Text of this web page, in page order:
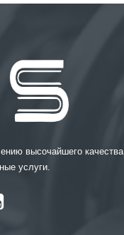
высочайшего качества
услуги.